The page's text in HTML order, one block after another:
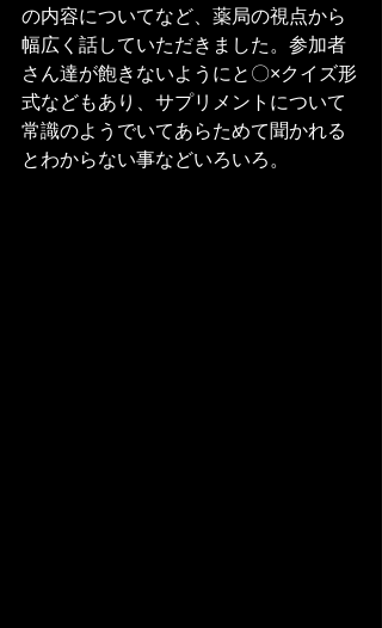
の内容についてなど、薬局の視点から
幅広く話していただきました。参加者
さん達が飽きないようにと〇×クイズ形
式などもあり、サプリメントについて
常識のようでいてあらためて聞かれる
とわからない事などいろいろ。